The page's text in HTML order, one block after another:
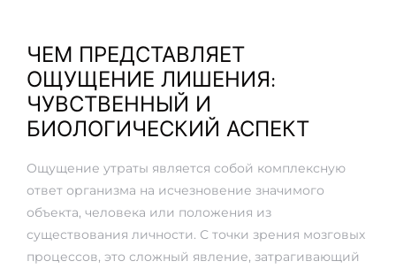
ЧЕМ ПРЕДСТАВЛЯЕТ
ОЩУЩЕНИЕ ЛИШЕНИЯ:
ЧУВСТВЕННЫЙ И
БИОЛОГИЧЕСКИЙ АСПЕКТ
Ощущение утраты является собой комплексную
ответ организма на исчезновение значимого
объекта, человека или положения из
существования личности. С точки зрения мозговых
процессов, это сложный явление, затрагивающий